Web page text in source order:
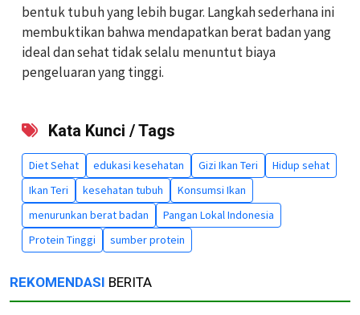
bentuk tubuh yang lebih bugar. Langkah sederhana ini
membuktikan bahwa mendapatkan berat badan yang
ideal dan sehat tidak selalu menuntut biaya
pengeluaran yang tinggi.
Kata Kunci / Tags
Diet Sehat edukasi kesehatan Gizi Ikan Teri
Hidup sehat
Ikan Teri
kesehatan tubuh
Konsumsi Ikan
menurunkan berat badan
Pangan Lokal Indonesia
Protein Tinggi
sumber protein
REKOMENDASI BERITA